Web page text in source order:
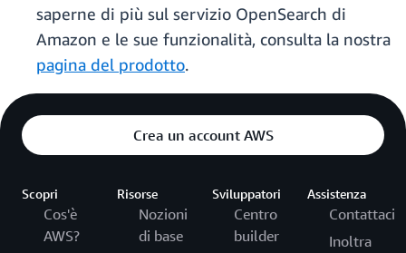
saperne di più sul servizio OpenSearch di
Amazon e le sue funzionalità, consulta la nostra
pagina del prodotto.
Crea un account AWS
Scopri
Cos'è
AWS?
Risorse
Nozioni
di base
Sviluppatori
Centro
builder
Assistenza
Contattaci
Inoltra